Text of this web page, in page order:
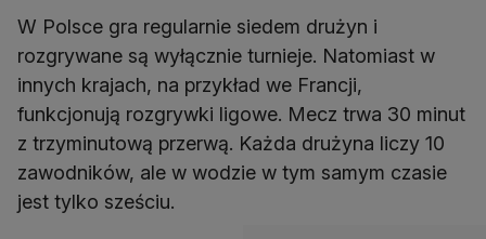
W Polsce gra regularnie siedem drużyn i
rozgrywane są wyłącznie turnieje. Natomiast w
innych krajach, na przykład we Francji,
funkcjonują rozgrywki ligowe. Mecz trwa 30 minut
z trzyminutową przerwą. Każda drużyna liczy 10
zawodników, ale w wodzie w tym samym czasie
jest tylko sześciu.